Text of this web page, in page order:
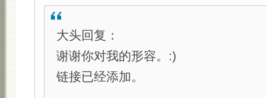
大头回复：
谢谢你对我的形容。:)
链接已经添加。